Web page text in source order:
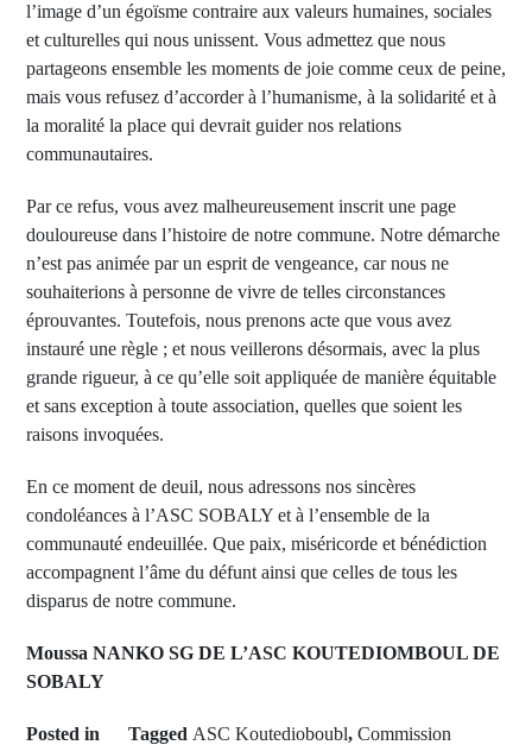
l’image d’un égoïsme contraire aux valeurs humaines, sociales
et culturelles qui nous unissent. Vous admettez que nous
partageons ensemble les moments de joie comme ceux de peine,
mais vous refusez d’accorder à l’humanisme, à la solidarité et à
la moralité la place qui devrait guider nos relations
communautaires.
Par ce refus, vous avez malheureusement inscrit une page
douloureuse dans l’histoire de notre commune. Notre démarche
n’est pas animée par un esprit de vengeance, car nous ne
souhaiterions à personne de vivre de telles circonstances
éprouvantes. Toutefois, nous prenons acte que vous avez
instauré une règle ; et nous veillerons désormais, avec la plus
grande rigueur, à ce qu’elle soit appliquée de manière équitable
et sans exception à toute association, quelles que soient les
raisons invoquées.
En ce moment de deuil, nous adressons nos sincères
condoléances à l’ASC SOBALY et à l’ensemble de la
communauté endeuillée. Que paix, miséricorde et bénédiction
accompagnent l’âme du défunt ainsi que celles de tous les
disparus de notre commune.
Moussa NANKO SG DE L’ASC KOUTEDIOMBOUL DE
SOBALY
Posted in
Tagged ASC Koutedioboubl, Commission